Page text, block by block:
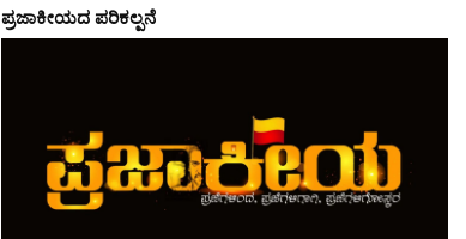
ಪ್ರಜಾಕೀಯದ ಪರಿಕಲ್ಪನೆ